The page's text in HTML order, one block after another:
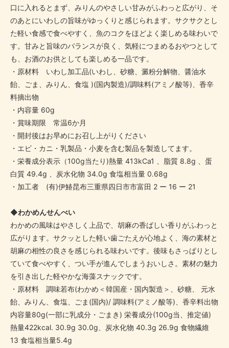
口に入れるとまず、みりんのやさしい甘みがふわっと広がり、そ
のあとにいわしの旨味がゆっくりと感じられます。サクサクとし
た軽い食感で食べやすく、魚のコクをほどよく楽しめる味わいで
す。甘みと旨味のバランスが良く、気軽につまめるおやつとして
も、お酒のお供としても楽しめる一品です。
・原材料 いわし加工品(いわし、砂糖、澱粉分解物、醤油水
飴、ごま、みりん、食塩 )(国内製造)/調味料(アミノ酸等)、香辛
料摘出物
・内容量 60g
・賞味期限 常温6か月
・開封後はお早めにお召し上がりください
・エビ・カニ・乳製品・小麦を含む製品を製造してます。
・栄養成分表示（100g当たり)熱量 413kCa1 、脂質 8.8g 、蛋
白質 49.4g 、炭水化物 34.0g 食塩相当量 0.68g
・加工者 (有)伊鰆昆布三重県四日市市富田 2 ー 16 ー 21
◆わかめんせんべい
わかめの風味はやさしく上品で、胡麻の香ばしい香りがふわっと
広がります。サクッとした軽い歯ごたえが心地よく、海の素材と
胡麻の相性の良さを感じられる味わいです。後味もさっぱりとし
ていて食べやすく、つい手が進んでしまうおいしさ。素材の魅力
を引き出した軽やかな海藻スナックです。
・原材料 調味若布(わかめ＜韓国産・国内製造＞、砂糖、 元水
飴、みりん、食塩、ごま(国内)/ 調味料(アミノ酸等)、香辛料出物
内容量80g(一部に乳成分・ごまき) 栄養成分(100g当、推定値)
熱量422kcal. 30.9g 30.0g、炭水化物 40.3g 26.9g 食物繊維
13 食塩相当量5.4g